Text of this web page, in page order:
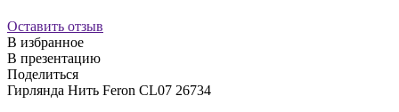
Оставить отзыв
В избранное
В презентацию
Поделиться
Гирлянда Нить Feron CL07 26734